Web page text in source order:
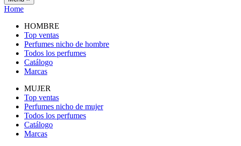
Home
HOMBRE
Top ventas
Perfumes nicho de hombre
Todos los perfumes
Catálogo
Marcas
MUJER
Top ventas
Perfumes nicho de mujer
Todos los perfumes
Catálogo
Marcas